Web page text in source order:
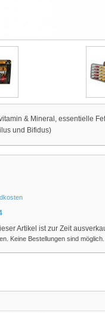
& Mineral, essentielle
und Bifidus)
Artikel ist zur Zeit
Keine Bestellungen sind möglich.